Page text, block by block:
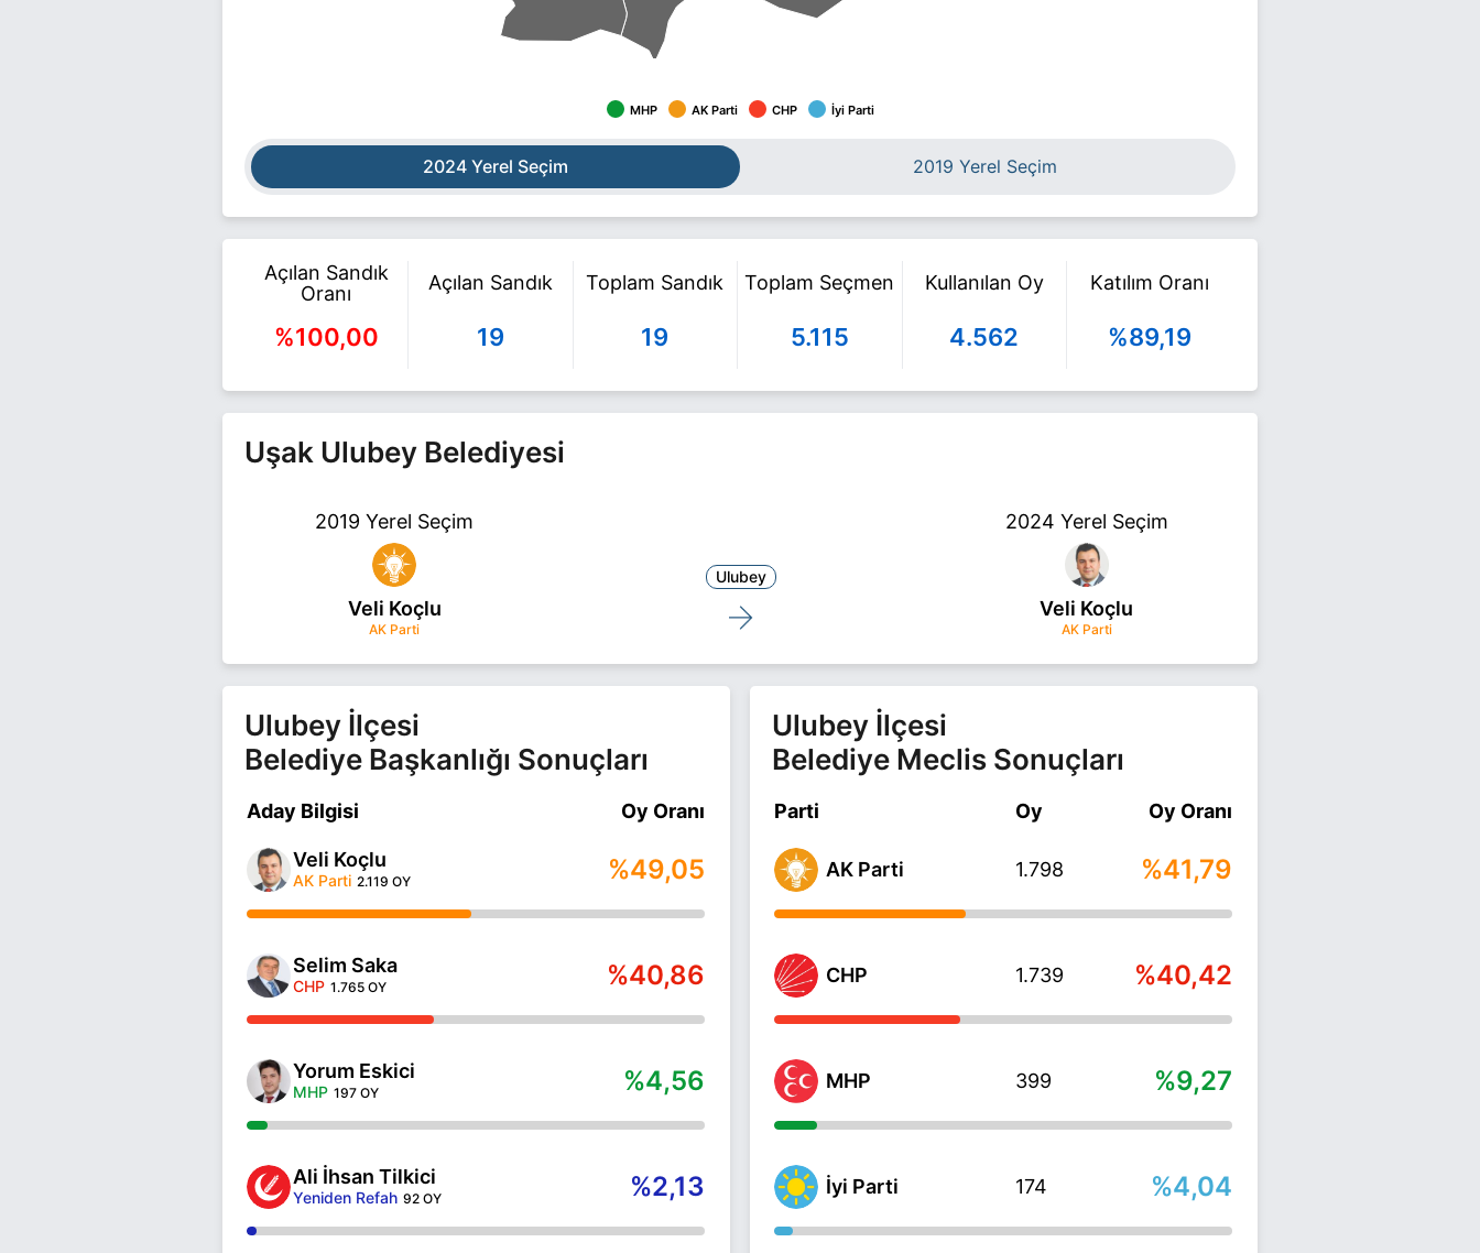
MHP AK Parti CHP İyi Parti
2024 Yerel Seçim 2019 Yerel Seçim
Açılan Sandık
Oranı
%100,00
Açılan Sandık
19
Toplam Sandık
19
Toplam Seçmen
5.115
Kullanılan Oy
4.562
Katılım Oranı
%89,19
Uşak Ulubey Belediyesi
2019 Yerel Seçim 2024 Yerel Seçim
Veli Koçlu
AK Parti
Ulubey
Veli Koçlu
AK Parti
Ulubey İlçesi
Belediye Başkanlığı Sonuçları
Aday Bilgisi Oy Oranı
Veli Koçlu
AK Parti 2.119 OY %49,05
Selim Saka
CHP 1.765 OY %40,86
Yorum Eskici
MHP 197 OY %4,56
Ali İhsan Tilkici
Yeniden Refah 92 OY %2,13
Ulubey İlçesi
Belediye Meclis Sonuçları
Parti Oy Oy Oranı
AK Parti 1.798 %41,79
CHP 1.739 %40,42
MHP 399 %9,27
İyi Parti 174 %4,04